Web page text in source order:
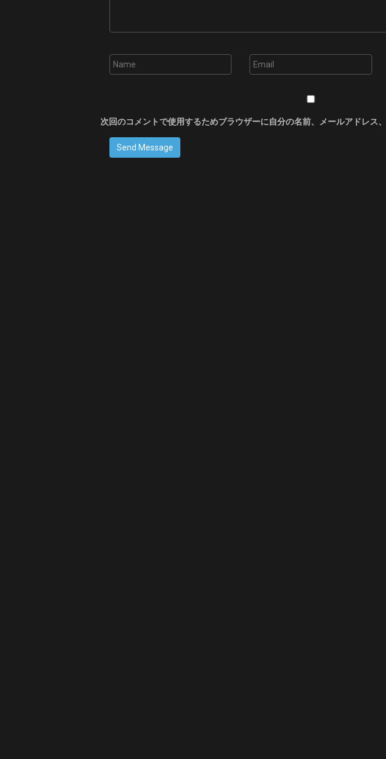
次回のコメントで使用するためブラウザーに自分の名前、メールアドレス、